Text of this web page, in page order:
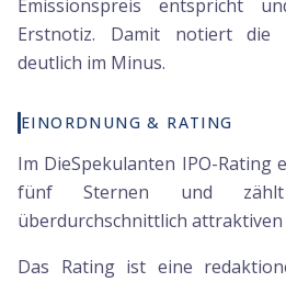
Emissionspreis entspricht
Erstnotiz. Damit notiert die
deutlich im Minus.
EINORDNUNG & RATING
Im DieSpekulanten IPO-Rating
fünf Sternen und
überdurchschnittlich
Das Rating ist eine